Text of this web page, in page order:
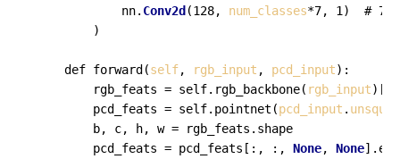
            nn.
Conv2d (128, num_classes*7, 1)  # 7
        )
    def forward(
self, rgb_input , pcd_input):
        rgb_feats = self.rgb_backbone(
rgb_input
        pcd_feats = self.pointnet(
pcd_input .
        b, c, h, w = rgb_feats.shape
        pcd_feats = pcd_feats[:, :,
None, None